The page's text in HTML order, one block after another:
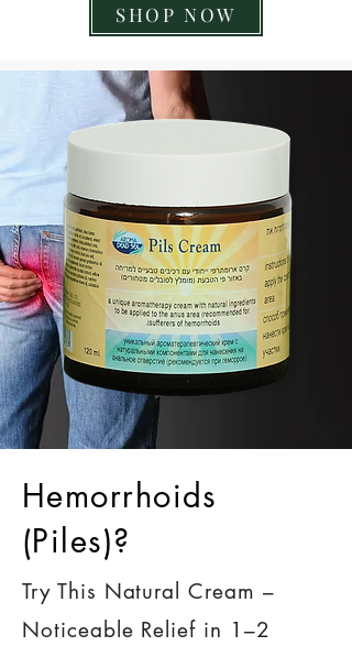
SHOP NOW
Hemorrhoids
(Piles)?
Try This Natural Cream –
Noticeable Relief in 1–2